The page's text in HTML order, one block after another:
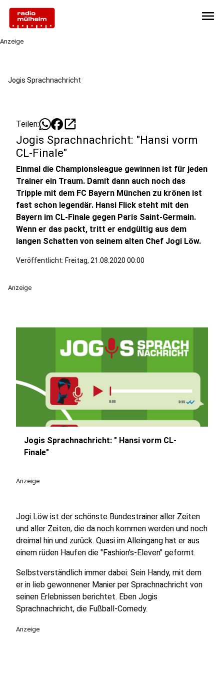
menu
Anzeige
Jogis Sprachnachricht
Teilen: open_in_new
Jogis Sprachnachricht: "Hansi vorm
CL-Finale"
Einmal die Championsleague gewinnen ist für jeden
Trainer ein Traum. Damit dann auch noch das
Tripple mit dem FC Bayern München zu krönen ist
fast schon legendär. Hansi Flick steht mit den
Bayern im CL-Finale gegen Paris Saint-Germain.
Wenn er das packt, tritt er endgültig aus dem
langen Schatten von seinem alten Chef Jogi Löw.
Veröffentlicht: Freitag, 21.08.2020 00:00
Anzeige
Jogis Sprachnachricht: " Hansi vorm CL-
Finale"
Anzeige
Jogi Löw ist der schönste Bundestrainer aller Zeiten
und aller Zeiten, die da noch kommen werden und noch
dreimal hin und zurück. Quasi im Alleingang hat er aus
einem rüden Haufen die "Fashion's-Eleven" geformt.
Selbstverständlich immer dabei: Sein Handy, mit dem
er in lieb gewonnener Manier per Sprachnachricht von
seinen Erlebnissen berichtet. Eben Jogis
Sprachnachricht, die Fußball-Comedy.
Anzeige